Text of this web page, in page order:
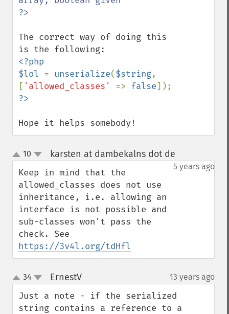
The correct way of doing this
<?php
$lol = unserialize($string,
[ 'allowed_classes' => false
Hope it helps somebody!
up
down
10 karsten at dambekalns dot de
5 years ago
Keep in mind that the
allowed_classes does not use
inheritance, i.e. allowing an
interface is not possible and
sub-classes won't pass the
https://3v4l.org/tdHfl
up
down
34 ErnestV¶ 13 years ago
Just a note - if the serialized
string contains a reference to a